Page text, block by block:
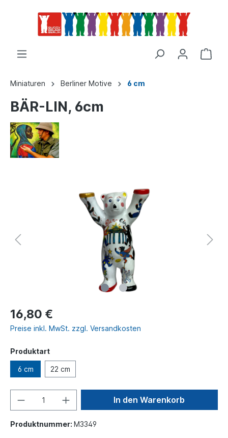
Miniaturen Berliner Motive 6 cm
BÄR-LIN, 6cm
16,80 €
Preise inkl. MwSt. zzgl. Versandkosten
Produktart
6 cm 22 cm
In den Warenkorb
Produktnummer: M3349